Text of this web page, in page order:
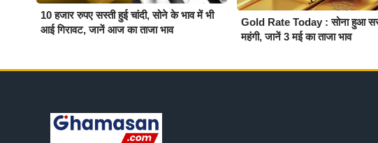
10 हजार रुपए सस्ती हुई चांदी, सोने के भाव में भी
आई गिरावट, जानें आज का ताजा भाव
Gold Rate Today : सोना हुआ
महंगी, जानें 3 मई का ताजा भाव